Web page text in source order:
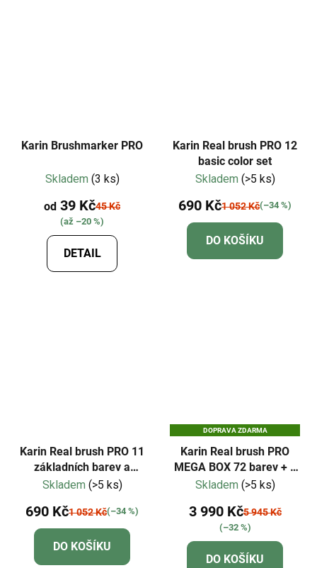
Karin Brushmarker PRO
Skladem (3 ks)
od 39 Kč45 Kč
(až –20 %)
DETAIL
Karin Real brush PRO 12
basic color set
Skladem (>5 ks)
690 Kč1 052 Kč(–34 %)
DO KOŠÍKU
Karin Real brush PRO 11
základních barev a
blender
Skladem (>5 ks)
690 Kč1 052 Kč(–34 %)
DO KOŠÍKU
DOPRAVA ZDARMA
Karin Real brush PRO
MEGA BOX 72 barev + 3
blendery
Skladem (>5 ks)
3 990 Kč5 945 Kč
(–32 %)
DO KOŠÍKU